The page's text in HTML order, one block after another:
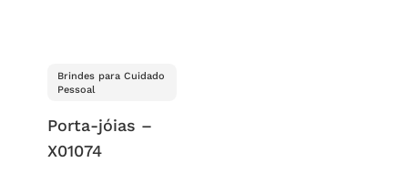
Brindes para Cuidado
Pessoal
Porta-jóias –
X01074